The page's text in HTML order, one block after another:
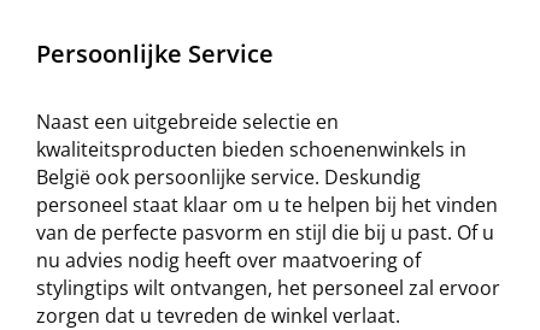
Persoonlijke Service
Naast een uitgebreide selectie en
kwaliteitsproducten bieden schoenenwinkels in
België ook persoonlijke service. Deskundig
personeel staat klaar om u te helpen bij het vinden
van de perfecte pasvorm en stijl die bij u past. Of u
nu advies nodig heeft over maatvoering of
stylingtips wilt ontvangen, het personeel zal ervoor
zorgen dat u tevreden de winkel verlaat.